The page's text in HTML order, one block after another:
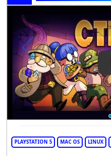
PLAYSTATION 5 MAC OS LINUX